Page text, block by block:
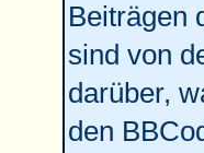
Beiträgen
sind von
darüber,
den